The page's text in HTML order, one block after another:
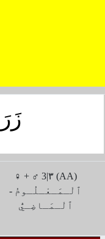
♀ + ♂ 3|۳ (AA)
ﭐلْـمَـعْـلُـومُ -
ﭐلْـمَـاضِـيُّ